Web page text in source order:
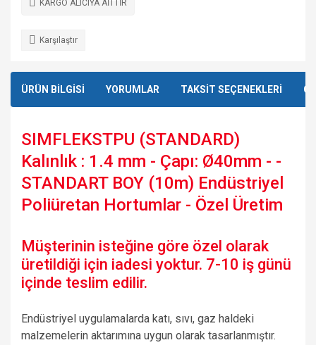
KARGO ALICIYA AİTTİR
Karşılaştır
ÜRÜN BİLGİSİ YORUMLAR TAKSİT SEÇENEKLERİ
SIMFLEKSTPU (STANDARD)
Kalınlık : 1.4 mm - Çapı: Ø40mm - -
STANDART BOY (10m) Endüstriyel
Poliüretan Hortumlar - Özel Üretim
Müşterinin isteğine göre özel olarak
üretildiği için iadesi yoktur. 7-10 iş günü
içinde teslim edilir.
Endüstriyel uygulamalarda katı, sıvı, gaz haldeki
malzemelerin aktarımına uygun olarak tasarlanmıştır.